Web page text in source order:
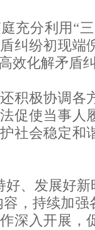
充分利用“
纠纷初现端
效化解矛盾
积极协调各
促使当事人
社会稳定和
好、发展好新
容，持续加
深入开展，